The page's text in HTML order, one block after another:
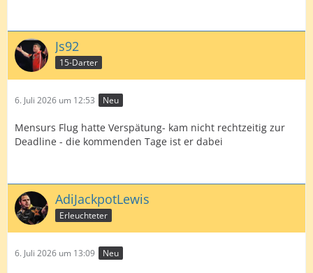
Js92
15-Darter
6. Juli 2026 um 12:53 Neu
Mensurs Flug hatte Verspätung- kam nicht rechtzeitig zur
Deadline - die kommenden Tage ist er dabei
AdiJackpotLewis
Erleuchteter
6. Juli 2026 um 13:09 Neu